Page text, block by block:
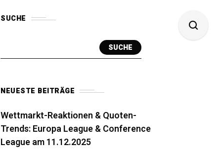
SUCHE
SUCHE
NEUESTE BEITRÄGE
Wettmarkt-Reaktionen & Quoten-
Trends: Europa League & Conference
League am 11.12.2025